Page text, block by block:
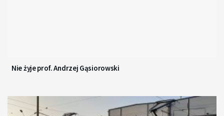
Nie żyje prof. Andrzej Gąsiorowski